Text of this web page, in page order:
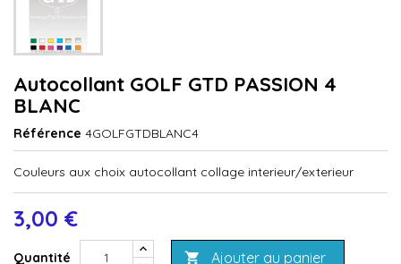
Autocollant GOLF GTD PASSION 4
BLANC
Référence 4GOLFGTDBLANC4
Couleurs aux choix autocollant collage interieur/exterieur
3,00 €
Quantité  Ajouter au panier